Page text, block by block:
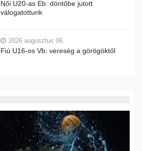
Női U20-as Eb: döntőbe jutott
válogatottunk
2026 augusztus 06.
Fiú U16-os Vb: vereség a görögöktől